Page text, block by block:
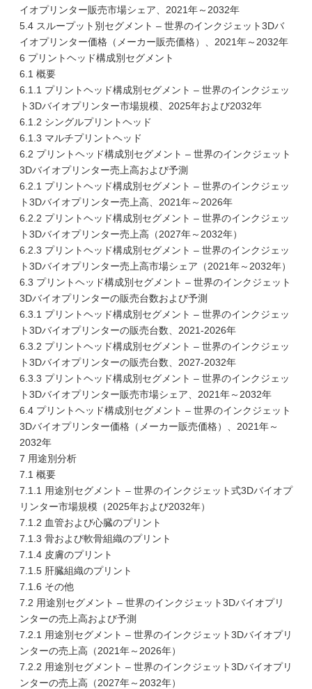
イオプリンター販売市場シェア、2021年～2032年
5.4 スループット別セグメント – 世界のインクジェット3Dバ
イオプリンター価格（メーカー販売価格）、2021年～2032年
6 プリントヘッド構成別セグメント
6.1 概要
6.1.1 プリントヘッド構成別セグメント – 世界のインクジェッ
ト3Dバイオプリンター市場規模、2025年および2032年
6.1.2 シングルプリントヘッド
6.1.3 マルチプリントヘッド
6.2 プリントヘッド構成別セグメント – 世界のインクジェット
3Dバイオプリンター売上高および予測
6.2.1 プリントヘッド構成別セグメント – 世界のインクジェッ
ト3Dバイオプリンター売上高、2021年～2026年
6.2.2 プリントヘッド構成別セグメント – 世界のインクジェッ
ト3Dバイオプリンター売上高（2027年～2032年）
6.2.3 プリントヘッド構成別セグメント – 世界のインクジェッ
ト3Dバイオプリンター売上高市場シェア（2021年～2032年）
6.3 プリントヘッド構成別セグメント – 世界のインクジェット
3Dバイオプリンターの販売台数および予測
6.3.1 プリントヘッド構成別セグメント – 世界のインクジェッ
ト3Dバイオプリンターの販売台数、2021-2026年
6.3.2 プリントヘッド構成別セグメント – 世界のインクジェッ
ト3Dバイオプリンターの販売台数、2027-2032年
6.3.3 プリントヘッド構成別セグメント – 世界のインクジェッ
ト3Dバイオプリンター販売市場シェア、2021年～2032年
6.4 プリントヘッド構成別セグメント – 世界のインクジェット
3Dバイオプリンター価格（メーカー販売価格）、2021年～
2032年
7 用途別分析
7.1 概要
7.1.1 用途別セグメント – 世界のインクジェット式3Dバイオプ
リンター市場規模（2025年および2032年）
7.1.2 血管および心臓のプリント
7.1.3 骨および軟骨組織のプリント
7.1.4 皮膚のプリント
7.1.5 肝臓組織のプリント
7.1.6 その他
7.2 用途別セグメント – 世界のインクジェット3Dバイオプリ
ンターの売上高および予測
7.2.1 用途別セグメント – 世界のインクジェット3Dバイオプリ
ンターの売上高（2021年～2026年）
7.2.2 用途別セグメント – 世界のインクジェット3Dバイオプリ
ンターの売上高（2027年～2032年）